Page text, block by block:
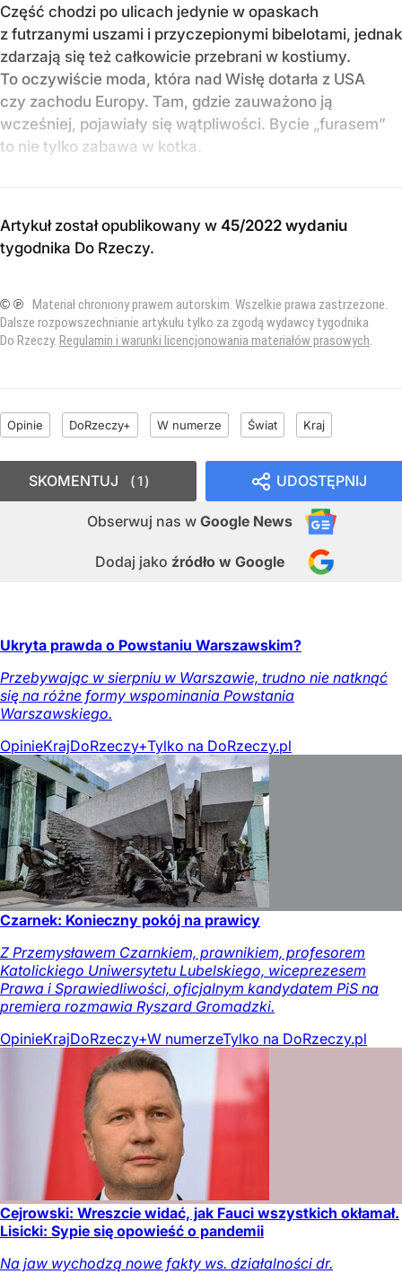
Część chodzi po ulicach jedynie w opaskach
z futrzanymi uszami i przyczepionymi bibelotami, jednak
zdarzają się też całkowicie przebrani w kostiumy.
To oczywiście moda, która nad Wisłę dotarła z USA
czy zachodu Europy. Tam, gdzie zauważono ją
wcześniej, pojawiały się wątpliwości. Bycie „furasem”
to nie tylko zabawa w kotka.
Artykuł został opublikowany w 45/2022 wydaniu
tygodnika Do Rzeczy.
© ℗
Materiał chroniony prawem autorskim. Wszelkie prawa zastrzeżone.
Dalsze rozpowszechnianie artykułu tylko za zgodą wydawcy tygodnika
Do Rzeczy. Regulamin i warunki licencjonowania materiałów prasowych.
Opinie DoRzeczy+ W numerze Świat Kraj
UDOSTĘPNIJ
Obserwuj nas w Google News
Dodaj jako źródło w Google
SKOMENTUJ 1
Ukryta prawda o Powstaniu Warszawskim?
Przebywając w sierpniu w Warszawie, trudno nie natknąć
się na różne formy wspominania Powstania
Warszawskiego.
OpinieKrajDoRzeczy+Tylko na DoRzeczy.pl
Czarnek: Konieczny pokój na prawicy
Z Przemysławem Czarnkiem, prawnikiem, profesorem
Katolickiego Uniwersytetu Lubelskiego, wiceprezesem
Prawa i Sprawiedliwości, oficjalnym kandydatem PiS na
premiera rozmawia Ryszard Gromadzki.
OpinieKrajDoRzeczy+W numerzeTylko na DoRzeczy.pl
Cejrowski: Wreszcie widać, jak Fauci wszystkich okłamał.
Lisicki: Sypie się opowieść o pandemii
Na jaw wychodzą nowe fakty ws. działalności dr.